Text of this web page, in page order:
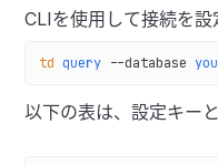
CLIを使用して接続を設
td query --database
以下の表は、設定キー